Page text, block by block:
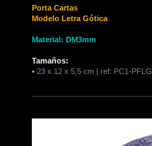
Porta Cartas
Modelo Letra Gótica
Material: DM3mm
Tamaños:
• 23 x 12 x 5,5 cm | ref: PC1-PFLG